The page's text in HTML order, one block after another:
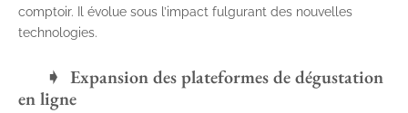
comptoir. Il évolue sous l’impact fulgurant des nouvelles
technologies.
Expansion des plateformes de dégustation
en ligne